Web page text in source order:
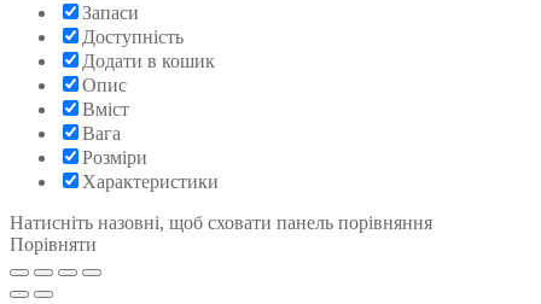
Запаси
Доступність
Додати в кошик
Опис
Вміст
Вага
Розміри
Характеристики
Натисніть назовні, щоб сховати панель порівняння
Порівняти